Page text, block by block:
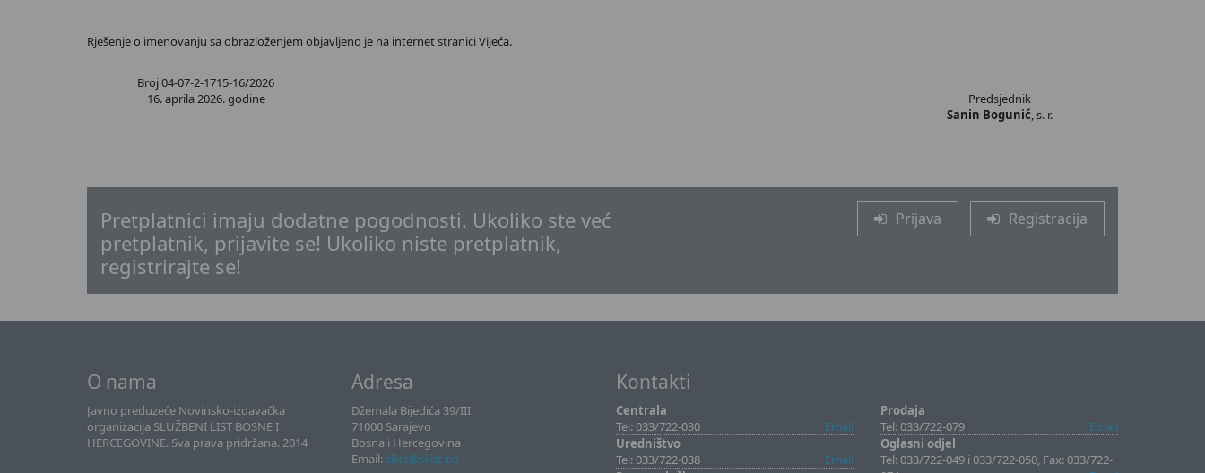
Rješenje o imenovanju sa obrazloženjem objavljeno je na internet stranici Vijeća.
Broj 04-07-2-1715-16/2026
16. aprila 2026. godine
Predsjednik
Sanin Bogunić, s. r.
Pretplatnici imaju dodatne pogodnosti. Ukoliko ste već
pretplatnik, prijavite se! Ukoliko niste pretplatnik,
registrirajte se!
Prijava Registracija
O nama
Javno preduzeće Novinsko-izdavačka
organizacija SLUŽBENI LIST BOSNE I
HERCEGOVINE. Sva prava pridržana. 2014
Adresa
Džemala Bijedića 39/III
71000 Sarajevo
Bosna i Hercegovina
Email: sllist@sllist.ba
Kontakti
Centrala
Tel: 033/722-030
Email
Uredništvo
Tel: 033/722-038
Email
Prodaja
Tel: 033/722-079
Email
Oglasni odjel
Tel: 033/722-049 i 033/722-050, Fax: 033/722-